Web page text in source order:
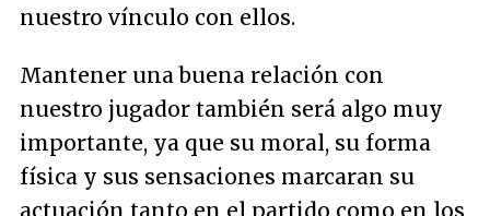
nuestro vínculo con ellos.
Mantener una buena relación con
nuestro jugador también será algo muy
importante, ya que su moral, su forma
física y sus sensaciones marcaran su
actuación tanto en el partido como en los